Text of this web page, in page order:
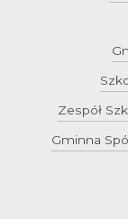
Zespół
Gminna